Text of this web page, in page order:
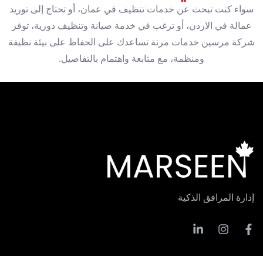
سواء كنت تبحث عن خدمات تنظيف في عمان، أو تحتاج إلى توريد
عمالة في الاردن، أو ترغب في خدمة صيانة وتنظيف دورية، توفر
شركة مرسين خدمات مرنة تساعدك على الحفاظ على بيئة نظيفة
ومنظمة، مع متابعة واهتمام بالتفاصيل.
إدارة المرافق الذكية